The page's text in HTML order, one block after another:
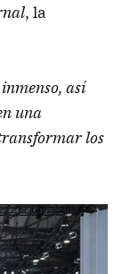
, la
así
una
los